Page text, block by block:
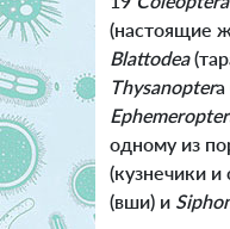
(настоящие
Blattodea
Thysanoptera
одному из
(кузнечики и
(вши) и